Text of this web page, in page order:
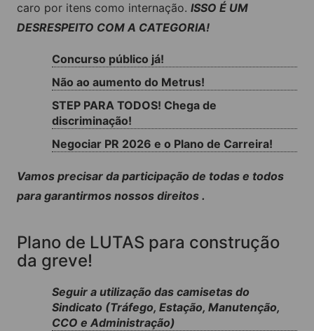
caro por itens como internação. ISSO É UM
DESRESPEITO COM A CATEGORIA!
Concurso público já!
Não ao aumento do Metrus!
STEP PARA TODOS! Chega de
discriminação!
Negociar PR 2026 e o Plano de Carreira!
Vamos precisar da participação de todas e todos
para garantirmos nossos direitos .
Plano de LUTAS para construção
da greve!
Seguir a utilização das camisetas do
Sindicato (Tráfego, Estação, Manutenção,
CCO e Administração)